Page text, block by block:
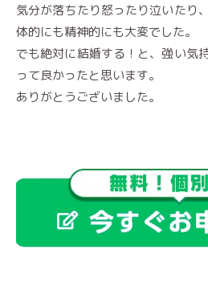
気分が落ちたり怒ったり泣いたり
体的にも精神的にも大変でした。
でも絶対に結婚する！と、強い気
って良かったと思います。
ありがとうございました。